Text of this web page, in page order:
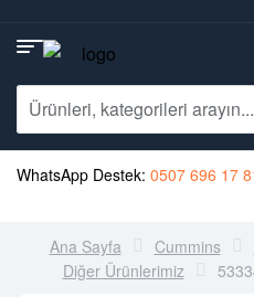
WhatsApp Destek: 0507 696 17
Ana Sayfa Cummins
Diğer Ürünlerimiz